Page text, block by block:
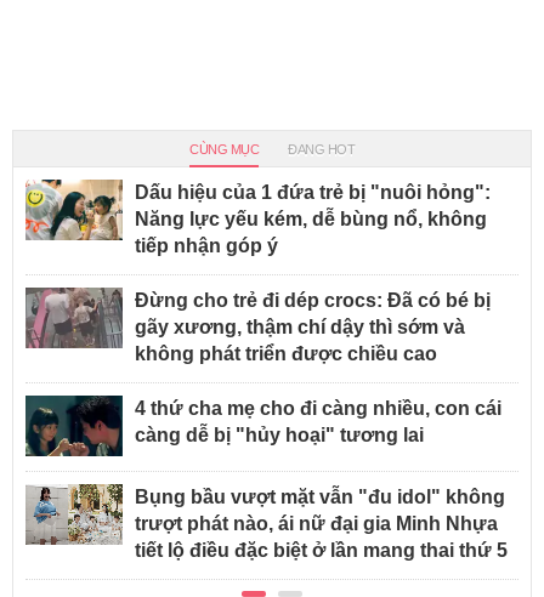
CÙNG MỤC ĐANG HOT
Dấu hiệu của 1 đứa trẻ bị "nuôi hỏng":
Năng lực yếu kém, dễ bùng nổ, không
tiếp nhận góp ý
Đừng cho trẻ đi dép crocs: Đã có bé bị
gãy xương, thậm chí dậy thì sớm và
không phát triển được chiều cao
4 thứ cha mẹ cho đi càng nhiều, con cái
càng dễ bị "hủy hoại" tương lai
Bụng bầu vượt mặt vẫn "đu idol" không
trượt phát nào, ái nữ đại gia Minh Nhựa
tiết lộ điều đặc biệt ở lần mang thai thứ 5